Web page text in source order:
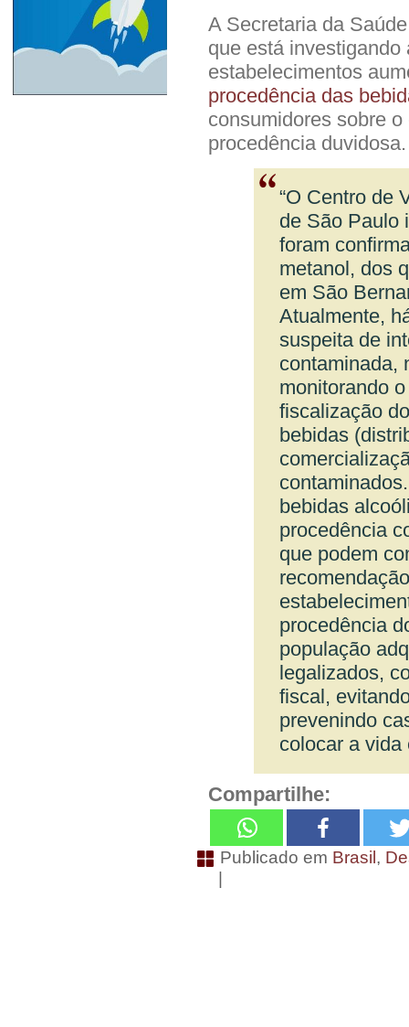
A Secretaria da
que está
estabelecimentos
procedência das
consumidores sobre
procedência duvidosa.
“O Centro de
de São Paulo
foram
metanol, dos
em São
Atualmente,
suspeita de
contaminada,
monitorando
fiscalização
bebidas
bebidas
procedência
que podem
procedência
população
legalizados,
fiscal,
prevenindo
colocar a vida
Compartilhe:
Publicado em Brasil,
|